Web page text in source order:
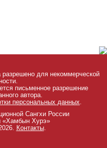
разрешено для некоммерческой
письменное разрешение
автора.
персональных данных
Сангхи России
«Хамбын Хурэ»
Контакты.